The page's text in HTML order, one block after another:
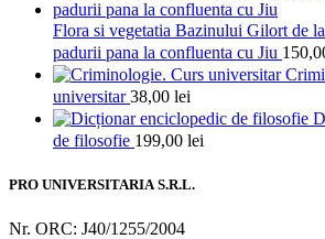
Flora si vegetatia Bazinului Gilort de
padurii pana la confluenta cu Jiu
universitar 38,00 lei
de filosofie 199,00 lei
PRO UNIVERSITARIA S.R.L.
Nr. ORC: J40/1255/2004